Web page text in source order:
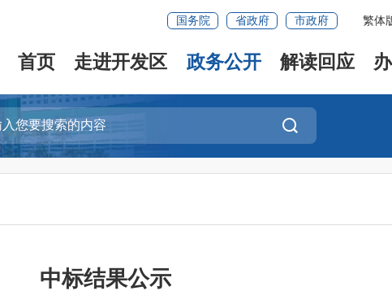
国务院 省政府 市政府 繁体
首页 走进开发区 政务公开 解读回应
中标结果公示